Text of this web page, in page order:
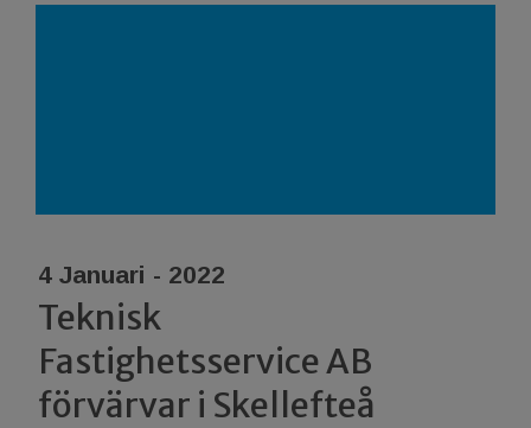
4 Januari - 2022
Teknisk
Fastighetsservice AB
förvärvar i Skellefteå